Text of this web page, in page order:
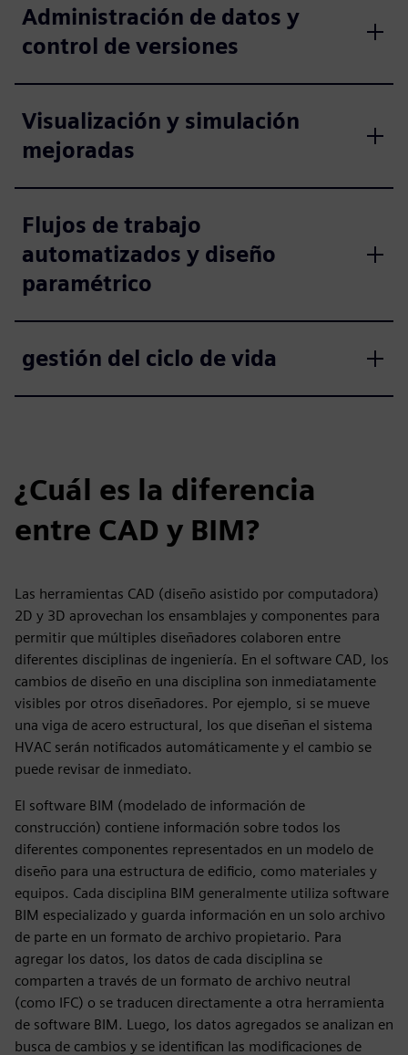
Administración de datos y
control de versiones
Visualización y simulación
mejoradas
Flujos de trabajo
automatizados y diseño
paramétrico
gestión del ciclo de vida
¿Cuál es la diferencia
entre CAD y BIM?
Las herramientas CAD (diseño asistido por computadora)
2D y 3D aprovechan los ensamblajes y componentes para
permitir que múltiples diseñadores colaboren entre
diferentes disciplinas de ingeniería. En el software CAD, los
cambios de diseño en una disciplina son inmediatamente
visibles por otros diseñadores. Por ejemplo, si se mueve
una viga de acero estructural, los que diseñan el sistema
HVAC serán notificados automáticamente y el cambio se
puede revisar de inmediato.
El software BIM (modelado de información de
construcción) contiene información sobre todos los
diferentes componentes representados en un modelo de
diseño para una estructura de edificio, como materiales y
equipos. Cada disciplina BIM generalmente utiliza software
BIM especializado y guarda información en un solo archivo
de parte en un formato de archivo propietario. Para
agregar los datos, los datos de cada disciplina se
comparten a través de un formato de archivo neutral
(como IFC) o se traducen directamente a otra herramienta
de software BIM. Luego, los datos agregados se analizan en
busca de cambios y se identifican las modificaciones de